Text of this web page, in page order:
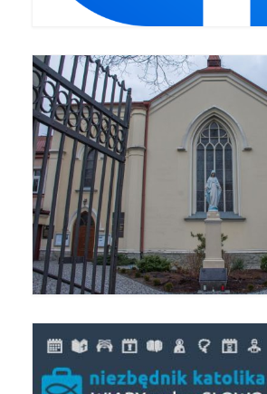
Bierzmowanie 27.11.2023
Zakończenie oktawy 2023
Niedziela Palmowa 2023
Galerie 2022
Pasterka 2022
Bierzmowanie 24.10.2022r.
Odpust 2022
Pierwsza Komunia Św. – Gr 1
Pierwsza Komunia Św. – Gr 2